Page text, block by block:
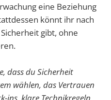
eine Beziehung
könnt ihr nach
gibt, ohne
dass du Sicherheit
wählen, das Vertrauen